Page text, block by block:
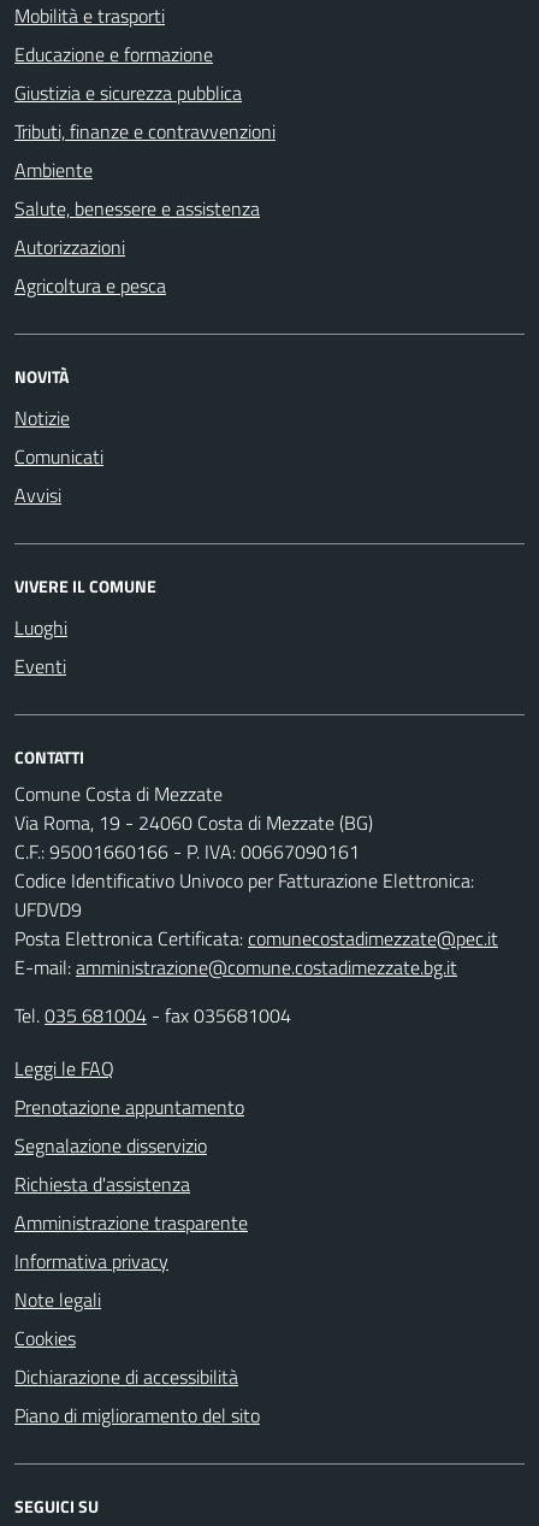
Mobilità e trasporti
Educazione e formazione
Giustizia e sicurezza pubblica
Tributi, finanze e contravvenzioni
Ambiente
Salute, benessere e assistenza
Autorizzazioni
Agricoltura e pesca
NOVITÀ
Notizie
Comunicati
Avvisi
VIVERE IL COMUNE
Luoghi
Eventi
CONTATTI
Comune Costa di Mezzate
Via Roma, 19 - 24060 Costa di Mezzate (BG)
C.F.: 95001660166 - P. IVA: 00667090161
Codice Identificativo Univoco per Fatturazione Elettronica:
UFDVD9
Posta Elettronica Certificata:comunecostadimezzate@pec.it
E-mail:amministrazione@comune.costadimezzate.bg.it
Tel.035 681004 - fax 035681004
Leggi le FAQ
Prenotazione appuntamento
Segnalazione disservizio
Richiesta d'assistenza
Amministrazione trasparente
Informativa privacy
Note legali
Cookies
Dichiarazione di accessibilità
Piano di miglioramento del sito
SEGUICI SU